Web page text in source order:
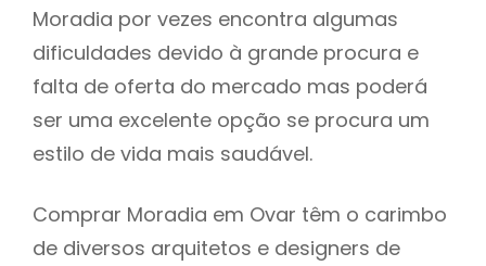
Moradia por vezes encontra algumas
dificuldades devido à grande procura e
falta de oferta do mercado mas poderá
ser uma excelente opção se procura um
estilo de vida mais saudável.
Comprar Moradia em Ovar têm o carimbo
de diversos arquitetos e designers de